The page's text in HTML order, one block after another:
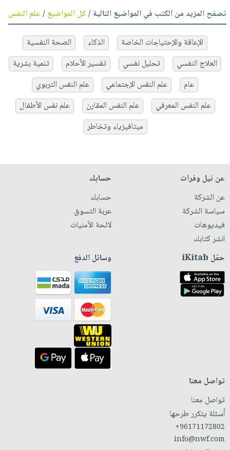
تصفح المزيد من الكتب في المواضيع التالية /كل المواضيع/علم النفس
الإعاقة والإحتياجات الخاصة الذكاء
الصحة النفسية
العلاج النفسي
تحليل نفسي تفسير الأحلام
تنمية بشرية
عام
علم النفس الإجتماعي
علم النفس التربوي
علم النفس المعرفي
علم النفس المقارن
علم نفس الأطفال
ميتافيزياء وتخاطر
عن نيل وفرات
عن الشركة
سياسة الشركة
فيديوهات
انشر كتابك
حسابك
حسابك
عربة التسوق
لائحة الأمنيات
حمّل iKitab وسائل الدفع
تواصل معنا
تواصل معنا
أسئلة يتكرر طرحها
+96171172802
info@nwf.com